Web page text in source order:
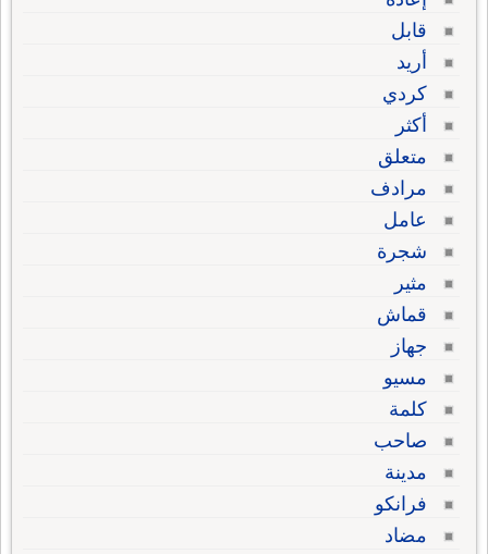
قابل
أريد
كردي
أكثر
متعلق
مرادف
عامل
شجرة
مثير
قماش
جهاز
مسيو
كلمة
صاحب
مدينة
فرانكو
مضاد